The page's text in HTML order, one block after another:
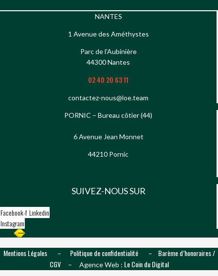
NANTES
1 Avenue des Améthystes
Parc de l’Aubinière
44300 Nantes
02 40 20 63 11
contactez-nous@loe.team
PORNIC – Bureau côtier (44)
6 Avenue Jean Monnet
44210 Pornic
SUIVEZ-NOUS SUR
Facebook-f Linkedin
Instagram
Mentions Légales– Politique de confidentialité– Barème d’honoraires /
CGV– Agence Web : Le Coin du Digital